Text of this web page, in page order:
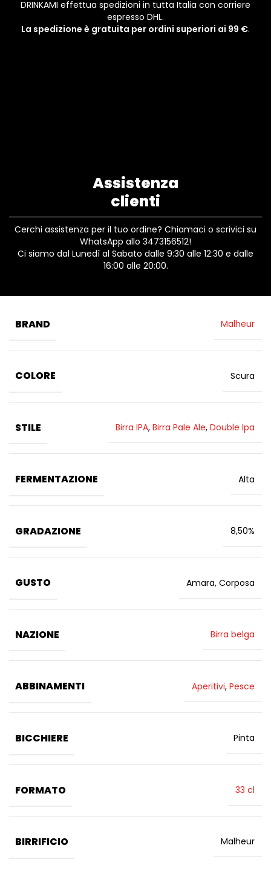
DRINKAMI effettua spedizioni in tutta Italia con corriere
espresso DHL.
La spedizione è gratuita per ordini superiori ai 99 €.
Assistenza
clienti
Cerchi assistenza per il tuo ordine? Chiamaci o scrivici su
WhatsApp allo 3473156512!
Ci siamo dal Lunedì al Sabato dalle 9:30 alle 12:30 e dalle
16:00 alle 20:00.
BRAND Malheur
COLORE Scura
STILE Birra IPA, Birra Pale Ale, Double Ipa
FERMENTAZIONE Alta
GRADAZIONE 8,50%
GUSTO Amara, Corposa
NAZIONE Birra belga
ABBINAMENTI Aperitivi, Pesce
BICCHIERE Pinta
FORMATO 33 cl
BIRRIFICIO Malheur